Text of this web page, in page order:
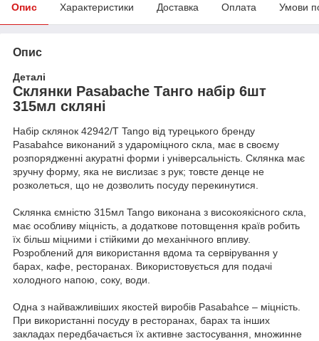
Опис Характеристики Доставка Оплата Умови
Опис
Деталі
Склянки Pasabache Танго набір 6шт
315мл скляні
Набір склянок 42942/T Tango від турецького бренду
Pasabahce виконаний з удароміцного скла, має в своєму
розпорядженні акуратні форми і універсальність. Склянка має
зручну форму, яка не вислизає з рук; товсте денце не
розколеться, що не дозволить посуду перекинутися.
Склянка ємністю 315мл Tango виконана з високоякісного скла,
має особливу міцність, а додаткове потовщення країв робить
їх більш міцними і стійкими до механічного впливу.
Розроблений для використання вдома та сервірування у
барах, кафе, ресторанах. Використовується для подачі
холодного напою, соку, води.
Одна з найважливіших якостей виробів Pasabahce – міцність.
При використанні посуду в ресторанах, барах та інших
закладах передбачається їх активне застосування, множинне